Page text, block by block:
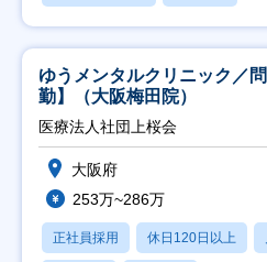
ゆうメンタルクリニック／
勤】（大阪梅田院）
医療法人社団上桜会
大阪府
253万~286万
正社員採用 休日120日以上